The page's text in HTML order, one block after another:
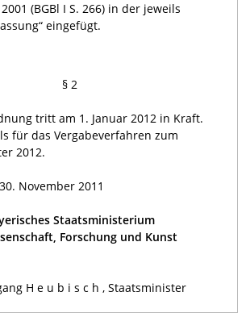
(BGBl I S. 266) in der jeweils
eingefügt.
§ 2
tritt am 1. Januar 2012 in Kraft.
für das Vergabeverfahren zum
2012.
November 2011
Staatsministerium
Forschung und Kunst
H e u b i s c h , Staatsminister